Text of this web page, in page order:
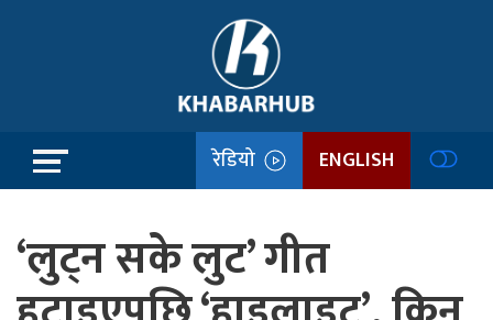
रेडियो ENGLISH
‘लुट्न सके लुट’ गीत